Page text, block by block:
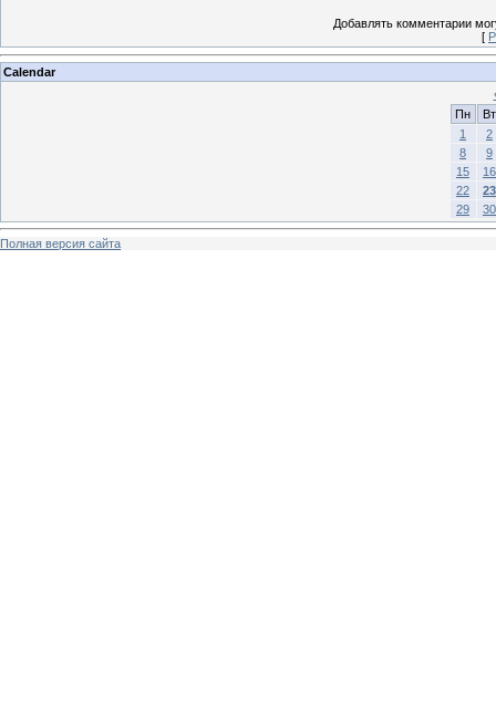
Добавлять комментарии
[
Calendar
Пн
Вт
1
2
8
9
15
16
22
23
29
30
Полная версия сайта